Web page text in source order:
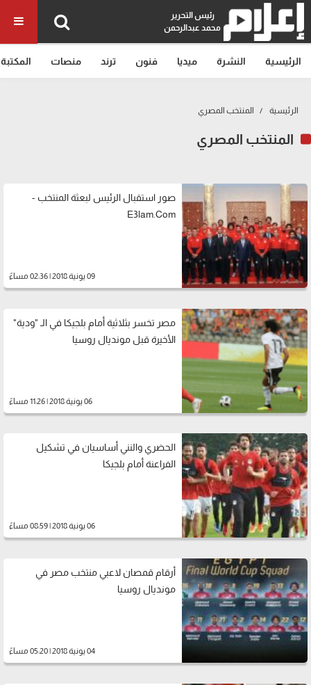
رئيس التحرير
محمد عبدالرحمن
الرئيسية النشرة ميديا فنون ترند منصات المكتبة
الرئيسية المنتخب المصري
المنتخب المصري
صور استقبال الرئيس لبعثة المنتخب -
E3lam.Com
09 يونية 2018 | 02:36 مساءً
مصر تخسر بثلاثية أمام بلجيكا في الـ "ودية"
الأخيرة قبل مونديال روسيا
06 يونية 2018 | 11:26 مساءً
الحضري والنني أساسيان في تشكيل
الفراعنة أمام بلجيكا
06 يونية 2018 | 08:59 مساءً
أرقام قمصان لاعبي منتخب مصر في
مونديال روسيا
04 يونية 2018 | 05:20 مساءً